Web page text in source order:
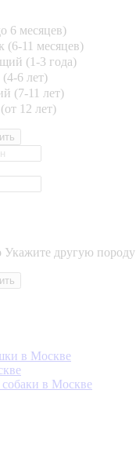
6 месяцев)
(6-11 месяцев)
(1-3 года)
6 лет)
(7-11 лет)
12 лет)
Укажите другую породу
в Москве
в Москве